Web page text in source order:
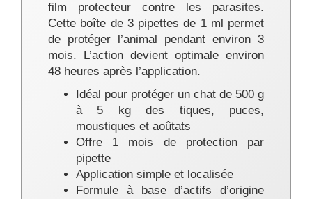
film protecteur contre les parasites.
Cette boîte de 3 pipettes de 1 ml permet
de protéger l’animal pendant environ 3
mois. L’action devient optimale environ
48 heures après l’application.
Idéal pour protéger un chat de 500 g
à 5 kg des tiques, puces,
moustiques et aoûtats
Offre 1 mois de protection par
pipette
Application simple et localisée
Formule à base d’actifs d’origine